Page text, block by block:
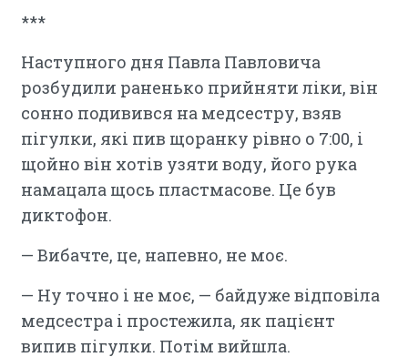
***
Наступного дня Павла Павловича
розбудили раненько прийняти ліки, він
сонно подивився на медсестру, взяв
пігулки, які пив щоранку рівно о 7:00, і
щойно він хотів узяти воду, його рука
намацала щось пластмасове. Це був
диктофон.
— Вибачте, це, напевно, не моє.
— Ну точно і не моє, — байдуже відповіла
медсестра і простежила, як пацієнт
випив пігулки. Потім вийшла.